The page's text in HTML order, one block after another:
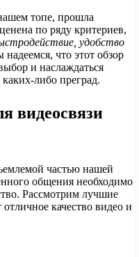
топе, прошла
по ряду критериев,
удобство
что этот обзор
и наслаждаться
либо преград.
видеосвязи
частью нашей
общения необходимо
Рассмотрим лучшие
качество видео и